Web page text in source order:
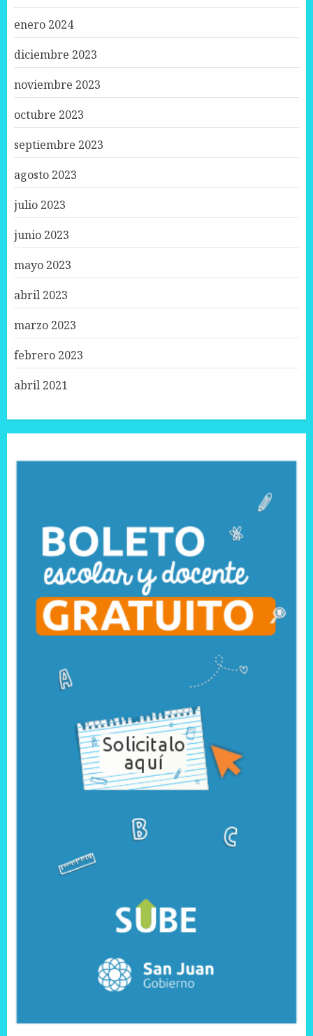
enero 2024
diciembre 2023
noviembre 2023
octubre 2023
septiembre 2023
agosto 2023
julio 2023
junio 2023
mayo 2023
abril 2023
marzo 2023
febrero 2023
abril 2021